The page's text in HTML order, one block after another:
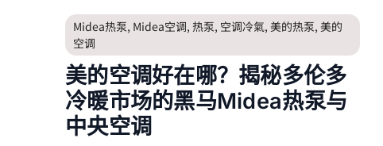
Midea热泵, Midea空调, 热泵, 空调冷氣, 美的热泵, 美的
空调
美的空调好在哪？揭秘多伦多
冷暖市场的黑马Midea热泵与
中央空调